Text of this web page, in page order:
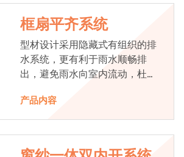
框扇平齐系统
型材设计采用隐藏式有组织的排
水系统，更有利于雨水顺畅排
出，避免雨水向室内流动，杜绝
产品内容